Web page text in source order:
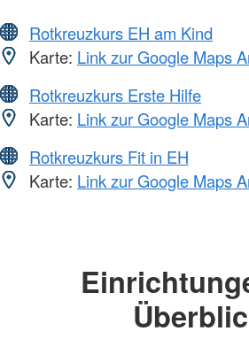
Rotkreuzkurs EH am Kind
Karte: Link zur Google Maps
Rotkreuzkurs Erste Hilfe
Karte: Link zur Google Maps
Rotkreuzkurs Fit in EH
Karte: Link zur Google Maps